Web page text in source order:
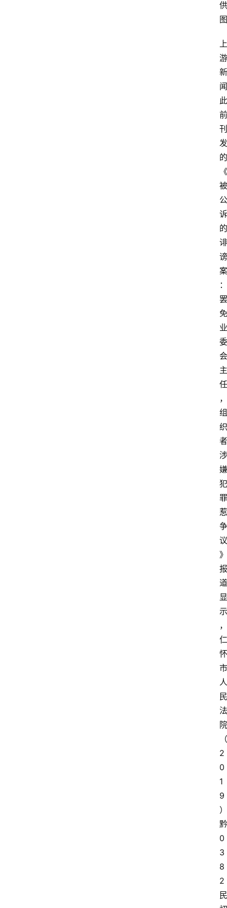
供
图
上
游
新
闻
此
前
刊
发
的
《
被
公
诉
的
诽
谤
案
：
罢
免
业
委
会
主
任
，
组
织
者
涉
嫌
犯
罪
惹
争
议
》
报
道
显
示
，
仁
怀
市
人
民
法
院
（
2
0
1
9
）
黔
0
3
8
2
民